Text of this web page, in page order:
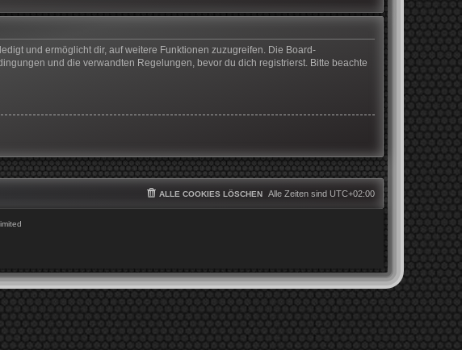
und ermöglicht dir, auf weitere Funktionen zuzugreifen. Die Board-
und die verwandten Regelungen, bevor du dich registrierst. Bitte beachte
Alle Zeiten sind UTC+02:00
ALLE COOKIES LÖSCHEN